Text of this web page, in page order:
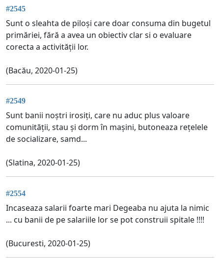
#2545
Sunt o sleahta de piloși care doar consuma din bugetul
primăriei, fără a avea un obiectiv clar si o evaluare
corecta a activității lor.
(Bacău, 2020-01-25)
#2549
Sunt banii noștri irosiți, care nu aduc plus valoare
comunității, stau și dorm în mașini, butoneaza rețelele
de socializare, samd...
(Slatina, 2020-01-25)
#2554
Incaseaza salarii foarte mari Degeaba nu ajuta la nimic
... cu banii de pe salariile lor se pot construii spitale !!!!
(Bucuresti, 2020-01-25)